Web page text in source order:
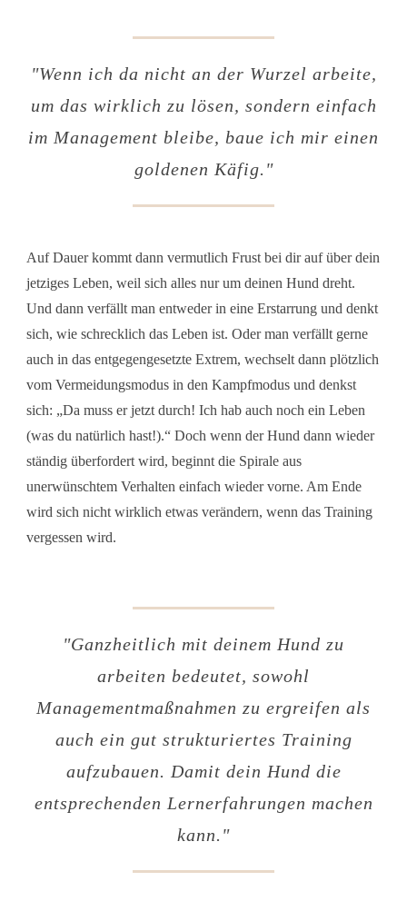
"Wenn ich da nicht an der Wurzel arbeite,
um das wirklich zu lösen, sondern einfach
im Management bleibe, baue ich mir einen
goldenen Käfig. "
Auf Dauer kommt dann vermutlich Frust bei dir auf über dein
jetziges Leben, weil sich alles nur um deinen Hund dreht.
Und dann verfällt man entweder in eine Erstarrung und denkt
sich, wie schrecklich das Leben ist. Oder man verfällt gerne
auch in das entgegengesetzte Extrem, wechselt dann plötzlich
vom Vermeidungsmodus in den Kampfmodus und denkst
sich: „Da muss er jetzt durch! Ich hab auch noch ein Leben
(was du natürlich hast!).“ Doch wenn der Hund dann wieder
ständig überfordert wird, beginnt die Spirale aus
unerwünschtem Verhalten einfach wieder vorne. Am Ende
wird sich nicht wirklich etwas verändern, wenn das Training
vergessen wird.
"Ganzheitlich mit deinem Hund zu
arbeiten bedeutet, sowohl
Managementmaßnahmen zu ergreifen als
auch ein gut strukturiertes Training
aufzubauen. Damit dein Hund die
entsprechenden Lernerfahrungen machen
kann. "